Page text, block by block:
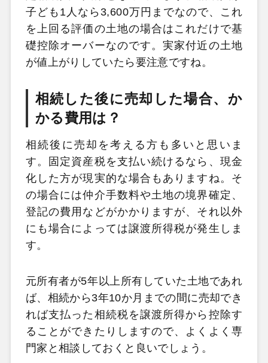
子ども1人なら3,600万円までなので、これ
を上回る評価の土地の場合はこれだけで基
礎控除オーバーなのです。実家付近の土地
が値上がりしていたら要注意ですね。
相続した後に売却した場合、か
かる費用は？
相続後に売却を考える方も多いと思いま
す。固定資産税を支払い続けるなら、現金
化した方が現実的な場合もありますね。そ
の場合には仲介手数料や土地の境界確定、
登記の費用などがかかりますが、それ以外
にも場合によっては譲渡所得税が発生しま
す。
元所有者が5年以上所有していた土地であれ
ば、相続から3年10か月までの間に売却でき
れば支払った相続税を譲渡所得から控除す
ることができたりしますので、よくよく専
門家と相談しておくと良いでしょう。